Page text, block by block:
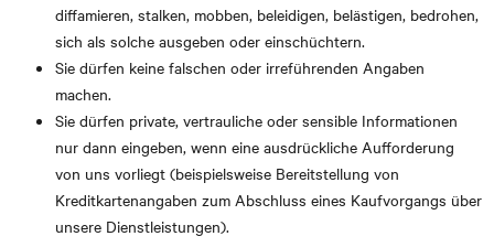
diffamieren, stalken, mobben, beleidigen, belästigen, bedrohen,
sich als solche ausgeben oder einschüchtern.
Sie dürfen keine falschen oder irreführenden Angaben
machen.
Sie dürfen private, vertrauliche oder sensible Informationen
nur dann eingeben, wenn eine ausdrückliche Aufforderung
von uns vorliegt (beispielsweise Bereitstellung von
Kreditkartenangaben zum Abschluss eines Kaufvorgangs über
unsere Dienstleistungen).